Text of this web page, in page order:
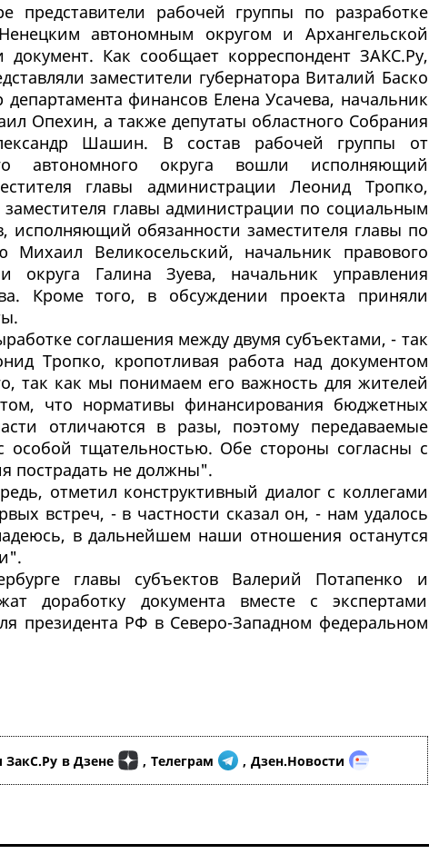
представители рабочей группы по разработке
автономным округом и Архангельской
документ. Как сообщает корреспондент ЗАКС.Ру,
заместители губернатора Виталий Баско
финансов Елена Усачева, начальник
Опехин, а также депутаты областного Собрания
Шашин. В состав рабочей группы от
автономного округа вошли исполняющий
главы администрации Леонид Тропко,
главы администрации по социальным
исполняющий обязанности заместителя главы по
Михаил Великосельский, начальник правового
округа Галина Зуева, начальник управления
Кроме того, в обсуждении проекта приняли
соглашения между двумя субъектами, - так
Тропко, кропотливая работа над документом
так как мы понимаем его важность для жителей
что нормативы финансирования бюджетных
отличаются в разы, поэтому передаваемые
особой тщательностью. Обе стороны согласны с
пострадать не должны".
отметил конструктивный диалог с коллегами
встреч, - в частности сказал он, - нам удалось
в дальнейшем наши отношения останутся
главы субъектов Валерий Потапенко и
доработку документа вместе с экспертами
президента РФ в Северо-Западном федеральном
ЗакС.Ру в Дзене , Телеграм , Дзен.Новости